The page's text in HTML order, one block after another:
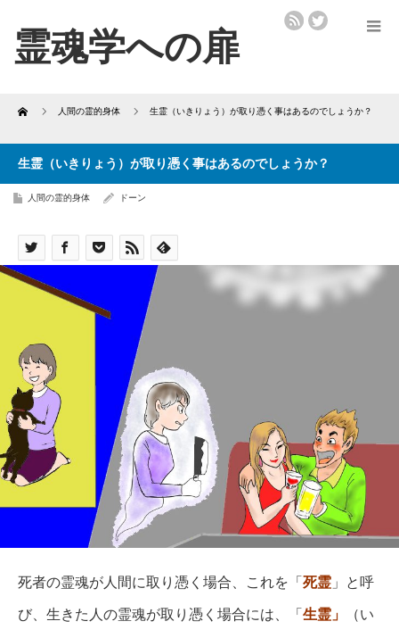
Home 人間の霊的身体 生霊（いきりょう）が取り憑く事はあるのでしょうか？
生霊（いきりょう）が取り憑く事はあるのでしょうか？
人間の霊的身体 ドーン
死者の霊魂が人間に取り憑く場合、これを「 死霊 」と呼
び、生きた人の霊魂が取り憑く場合には、「 生霊」 （い